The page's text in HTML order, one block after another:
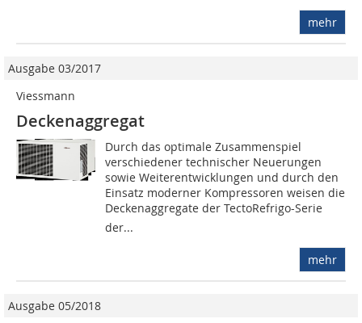
mehr
Ausgabe 03/2017
Viessmann
Deckenaggregat
Durch das optimale Zusammenspiel
verschiedener technischer Neuerungen
sowie Weiterentwicklungen und durch den
Einsatz moderner Kompressoren weisen die
Deckenaggregate der TectoRefrigo-Serie
der...
mehr
Ausgabe 05/2018